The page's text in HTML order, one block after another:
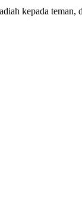
kepada teman,